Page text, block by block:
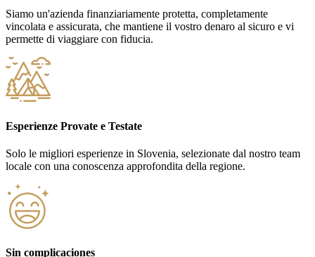
Siamo un'azienda finanziariamente protetta, completamente
vincolata e assicurata, che mantiene il vostro denaro al sicuro e vi
permette di viaggiare con fiducia.
Esperienze Provate e Testate
Solo le migliori esperienze in Slovenia, selezionate dal nostro team
locale con una conoscenza approfondita della regione.
Sin complicaciones